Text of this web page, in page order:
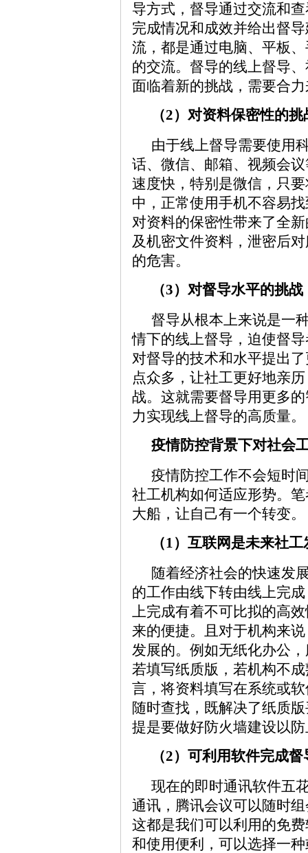
导方式，督导通过交流和
完成情况和成效并给出督
流，都是通过电脑、平板
的交流。督导的线上督导
面临着新的挑战，需要合
（2）对资料保密性的挑
由于线上督导需要使用
话、微信、邮箱、视频会
速度快，特别是微信，只
中，正常使用手机不容易
对资料的保密性带来了全
及机密文件资料，泄密后
的危害。
（3）对督导水平的挑战
督导从根本上来说是一
情下的线上督导，迫使督
对督导的技术和水平提出
点众多，让社工更好地亲
战。这就需要督导用更多
力实现线上督导的高质量。
疫情防控背景下对社会
疫情防控工作不会短时
社工机构如何适应形势。
大船，让自己有一个转变。
（1）互联网是未来社
随着经济社会的快速发
的工作由线下转由线上完
上完成有着不可比拟的高
来的便捷。且对于机构来
发展的。例如无纸化办公
若填写纸质版，若机构不
言，将资料填写在系统或
随时查找，既解决了纸质
提是要做好防火墙建设以
（2）可利用软件完成
现在的即时通讯软件五
通讯，腾讯会议可以随时
这都是我们可以利用的免
和使用便利，可以选择一